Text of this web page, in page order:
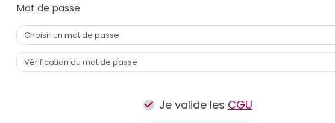
Mot de passe
Je valide les CGU